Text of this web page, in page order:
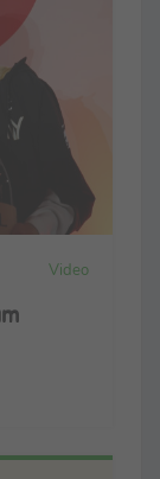
Video